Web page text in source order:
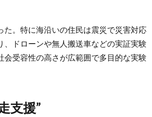
。特に海沿いの住民は震災で災害対応
ドローンや無人搬送車などの実証実験
受容性の高さが広範囲で多目的な実験
支援”